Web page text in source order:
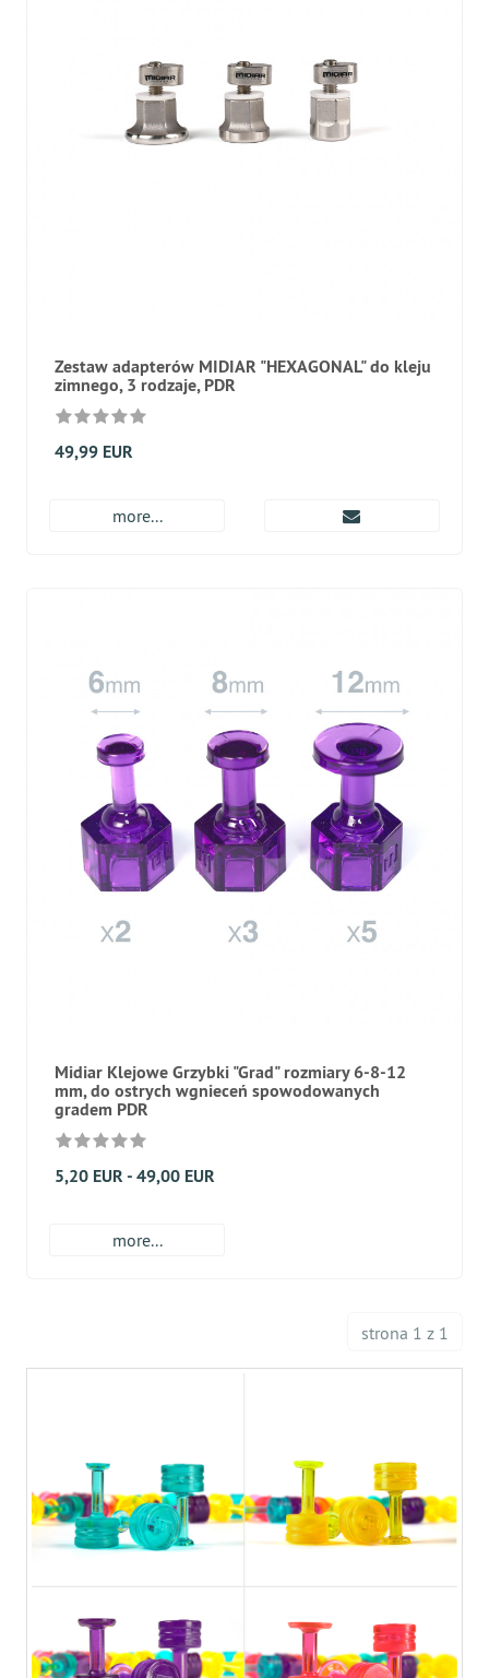
Zestaw adapterów MIDIAR "HEXAGONAL" do kleju
zimnego, 3 rodzaje, PDR
49,99 EUR
more...
Midiar Klejowe Grzybki "Grad" rozmiary 6-8-12
mm, do ostrych wgnieceń spowodowanych
gradem PDR
5,20 EUR - 49,00 EUR
more...
strona 1 z 1